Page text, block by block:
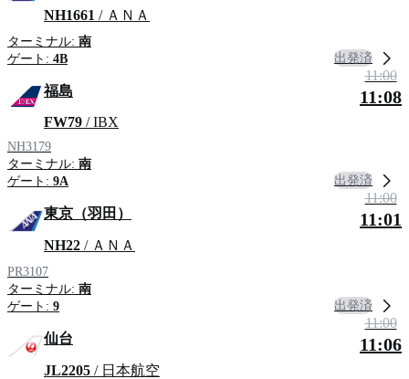
NH1661 / ＡＮＡ
ターミナル: 南
ゲート: 4B 出発済
福島
FW79 / IBX
NH3179
ターミナル: 南
ゲート: 9A
11:00
11:08
出発済
東京（羽田）
NH22 / ＡＮＡ
PR3107
ターミナル: 南
ゲート: 9
11:00
11:01
出発済
仙台
JL2205 / 日本航空
11:00
11:06